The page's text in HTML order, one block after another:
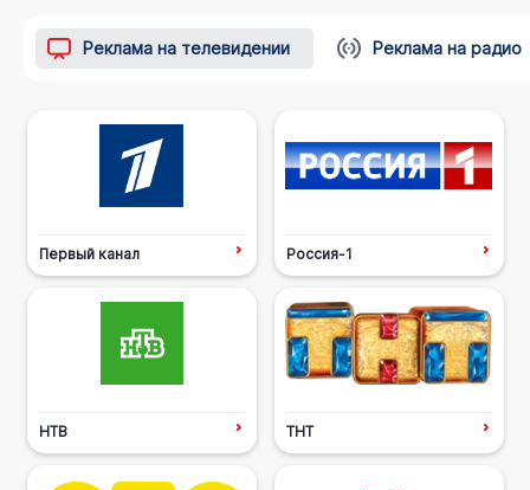
Реклама на телевидении Реклама на радио
Первый канал Россия-1
НТВ ТНТ